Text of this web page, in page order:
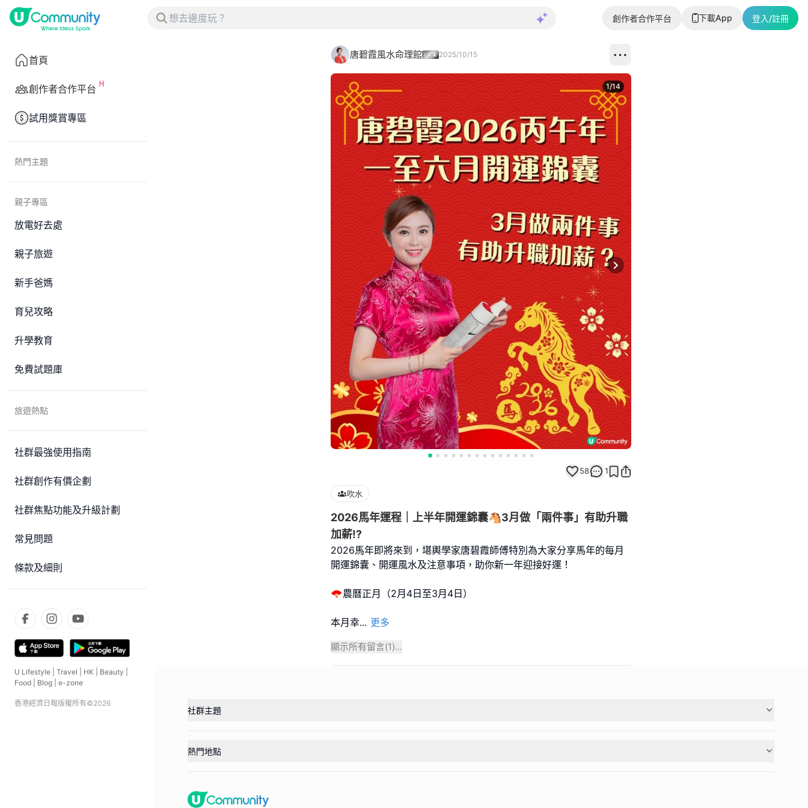
創作者合作平台 下載App 登入/註冊
首頁
創作者合作平台
試用獎賞專區
熱門主題
親子專區
放電好去處
親子旅遊
新手爸媽
育兒攻略
升學教育
免費試題庫
旅遊熱點
社群最強使用指南
社群創作有價企劃
社群焦點功能及升級計劃
常見問題
條款及細則
U Lifestyle Travel HK Beauty
Food
Blog e-zone
香港經濟日報版權所有©2026
唐碧霞風水命理館 2025/10/15
Next slide
1/14
58 1
吹水
2026馬年運程｜上半年開運錦囊🐴3月做「兩件事」有助升職
加薪⁉️
2026馬年即將來到，堪輿學家唐碧霞師傅特別為大家分享馬年的每月
開運錦囊、開運風水及注意事項，助你新一年迎接好運！
🪭農曆正月（2月4日至3月4日）
本月幸... 更多
顯示所有留言(1)...
社群主題
熱門地點